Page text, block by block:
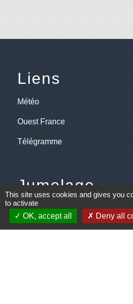
Liens
Météo
Ouest France
Télégramme
Jumelage
Plonéis - Jovençan (La
jumelée avec Jovençan,
This site uses cookies and gives you
to activate
OK, accept all
Deny all